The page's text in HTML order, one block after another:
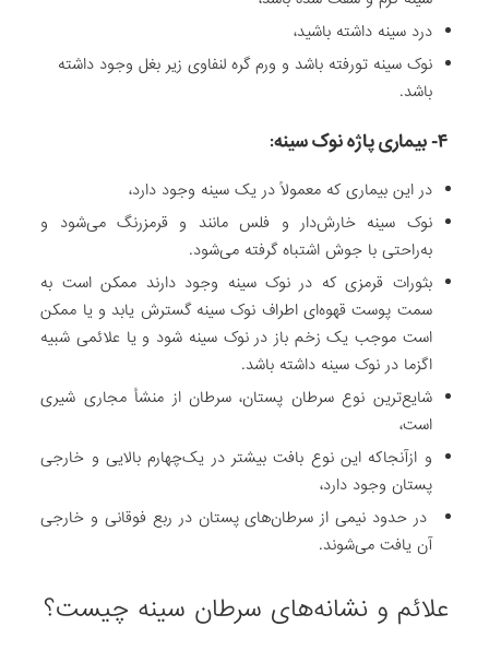
درد سینه داشته باشید،
نوک سینه تورفته باشد و ورم گره لنفاوی زیر بغل وجود داشته
باشد.
۴- بیماری پاژه نوک سینه:
در این بیماری که معمولاً در یک سینه وجود دارد،
نوک سینه خارش‌دار و فلس مانند و قرمزرنگ می‌شود و
به‌راحتی با جوش اشتباه گرفته می‌شود.
بثورات قرمزی که در نوک سینه وجود دارند ممکن است به
سمت پوست قهوه‌ای اطراف نوک سینه گسترش یابد و یا ممکن
است موجب یک زخم باز در نوک سینه شود و یا علائمی شبیه
اگزما در نوک سینه داشته باشد.
شایع‌ترین نوع سرطان پستان، سرطان از منشأ مجاری شیری
است،
و ازآنجاکه این نوع بافت بیشتر در یک‌چهارم بالایی و خارجی
پستان وجود دارد،
در حدود نیمی از سرطان‌های پستان در ربع فوقانی و خارجی
آن یافت می‌شوند.
علائم و نشانه‌های سرطان سینه چیست؟